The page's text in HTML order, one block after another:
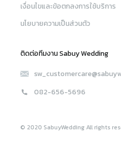
เงื่อนไขและข้อตกลงการใช้บริการ
นโยบายความเป็นส่วนตัว
ติดต่อทีมงาน Sabuy Wedding
082-656-5696
© 2020 SabuyWedding All rights